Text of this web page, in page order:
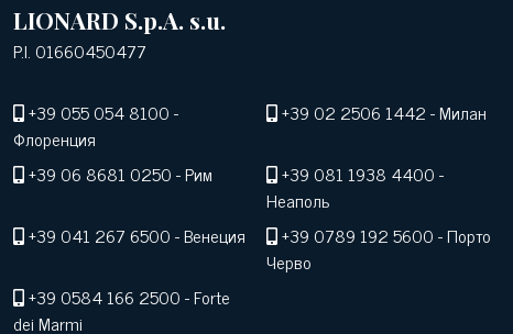
LIONARD S.p.A. s.u.
P.I. 01660450477
+39 055 054 8100-
Флоренция
+39 02 2506 1442- Милан
+39 06 8681 0250- Рим +39 081 1938 4400-
Неаполь
+39 041 267 6500- Венеция +39 0789 192 5600- Порто
Черво
+39 0584 166 2500- Forte
dei Marmi